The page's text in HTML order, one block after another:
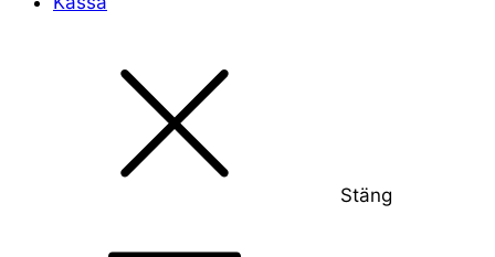
Stäng